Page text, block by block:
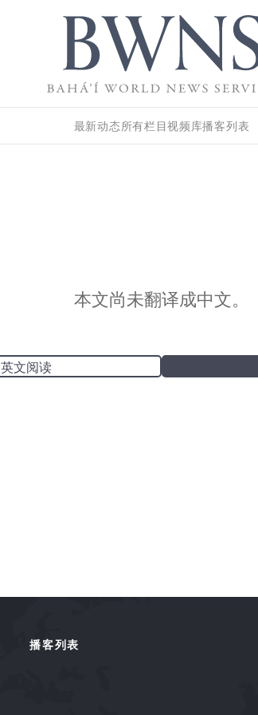
最新动态所有栏目视频库播客列表
本文尚未翻译成中文。
英文阅读
播客列表